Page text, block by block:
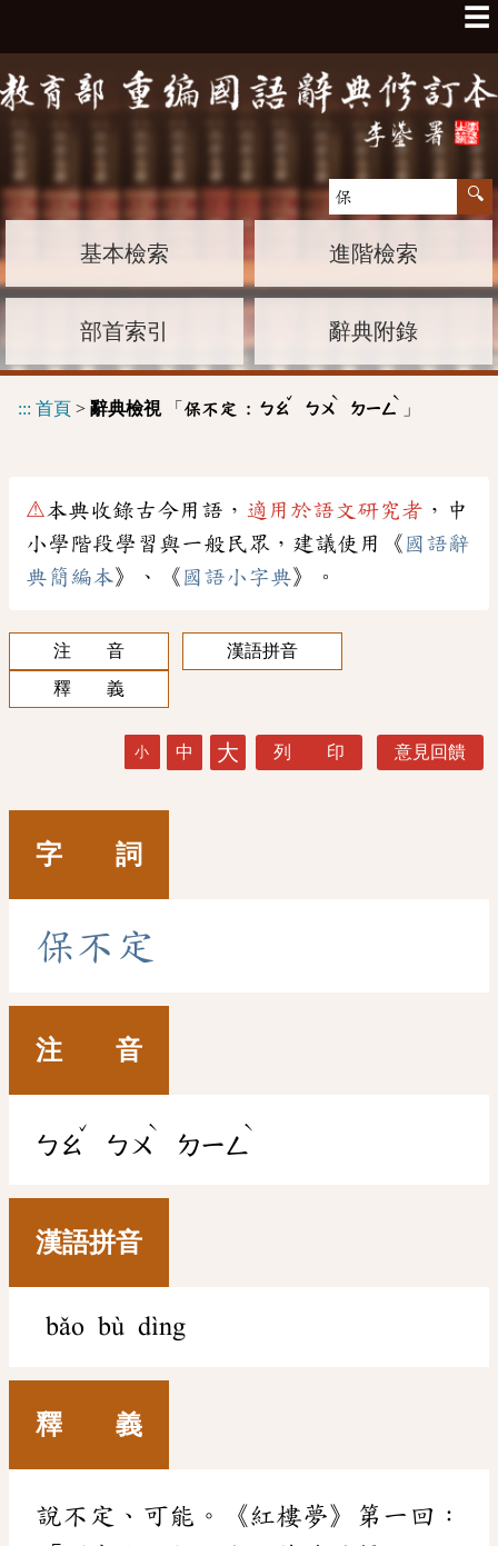
☰
基本檢索 進階檢索
部首索引 辭典附錄
::: 首頁 > 辭典檢視「 保不定 : ㄅㄠ
ˇ
ㄅㄨ
ˋ
ㄉㄧㄥ
ˋ
」
⚠本典收錄古今用語， 適用於語文研究者 ，中
小學階段學習與一般民眾，建議使用《 國語辭
典簡編本》、《 國語小字典》。
注 音
漢語拼音
釋 義
小 中 大 列 印 意見回饋
字 詞
保不 定
注 音
ㄅㄠ
ˇ
ㄅㄨ
ˋ
ㄉㄧㄥ
ˋ
漢語拼音
bǎo bù dìng
釋 義
說不定、可能。《紅樓夢》第一回：